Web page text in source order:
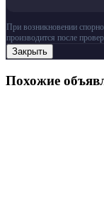
При возникновении
производится после
Закрыть
Похожие